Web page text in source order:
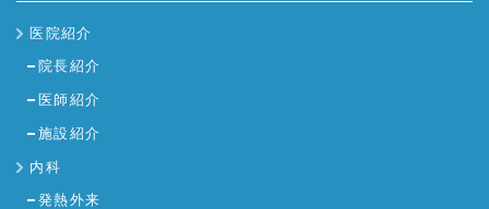
医院紹介
院長紹介
医師紹介
施設紹介
内科
発熱外来